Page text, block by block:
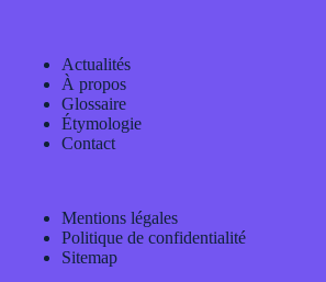
Actualités
À propos
Glossaire
Étymologie
Contact
Mentions légales
Politique de confidentialité
Sitemap